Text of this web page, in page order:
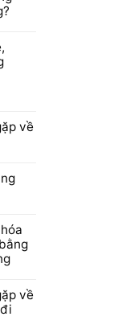
về
về